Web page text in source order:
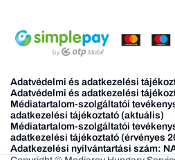
Adatvédelmi és adatkezelési
Adatvédelmi és adatkezelési
Médiatartalom-szolgáltatói
adatkezelési tájékoztató (aktuális)
Médiatartalom-szolgáltatói
adatkezelési tájékoztató (érvényes
Adatkezelési nyilvántartási szám: